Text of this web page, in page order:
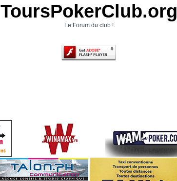
ToursPokerClub.org
Le Forum du club !